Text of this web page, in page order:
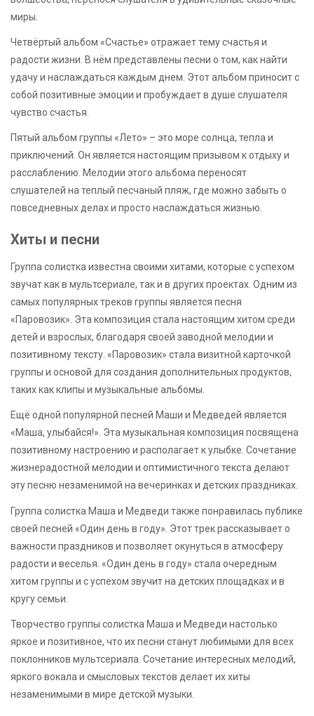
миры.
Четвёртый альбом «Счастье» отражает тему счастья и
радости жизни. В нём представлены песни о том, как найти
удачу и наслаждаться каждым днем. Этот альбом приносит с
собой позитивные эмоции и пробуждает в душе слушателя
чувство счастья.
Пятый альбом группы «Лето» – это море солнца, тепла и
приключений. Он является настоящим призывом к отдыху и
расслаблению. Мелодии этого альбома переносят
слушателей на теплый песчаный пляж, где можно забыть о
повседневных делах и просто наслаждаться жизнью.
Хиты и песни
Группа солистка известна своими хитами, которые с успехом
звучат как в мультсериале, так и в других проектах. Одним из
самых популярных треков группы является песня
«Паровозик». Эта композиция стала настоящим хитом среди
детей и взрослых, благодаря своей заводной мелодии и
позитивному тексту. «Паровозик» стала визитной карточкой
группы и основой для создания дополнительных продуктов,
таких как клипы и музыкальные альбомы.
Ещё одной популярной песней Маши и Медведей является
«Маша, улыбайся!». Эта музыкальная композиция посвящена
позитивному настроению и располагает к улыбке. Сочетание
жизнерадостной мелодии и оптимистичного текста делают
эту песню незаменимой на вечеринках и детских праздниках.
Группа солистка Маша и Медведи также понравилась публике
своей песней «Один день в году». Этот трек рассказывает о
важности праздников и позволяет окунуться в атмосферу
радости и веселья. «Один день в году» стала очередным
хитом группы и с успехом звучит на детских площадках и в
кругу семьи.
Творчество группы солистка Маша и Медведи настолько
яркое и позитивное, что их песни станут любимыми для всех
поклонников мультсериала. Сочетание интересных мелодий,
яркого вокала и смысловых текстов делает их хиты
незаменимыми в мире детской музыки.